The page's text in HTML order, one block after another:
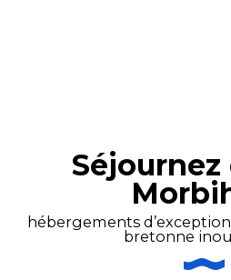
Séjournez
hébergements
bretonne